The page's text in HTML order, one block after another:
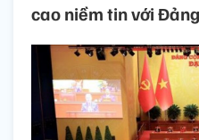
cao niềm tin với